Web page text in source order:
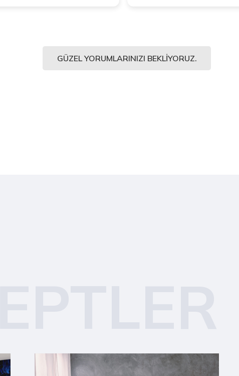
GÜZEL YORUMLARINIZI BEKLIYORUZ.